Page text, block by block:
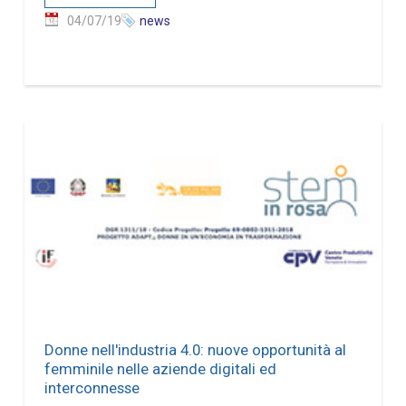
04/07/19 news
Donne nell'industria 4.0: nuove opportunità al
femminile nelle aziende digitali ed
interconnesse